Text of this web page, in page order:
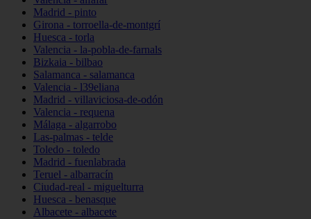
Madrid - pinto
Girona - torroella-de-montgrí
Huesca - torla
Valencia - la-pobla-de-farnals
Bizkaia - bilbao
Salamanca - salamanca
Valencia - l39eliana
Madrid - villaviciosa-de-odón
Valencia - requena
Málaga - algarrobo
Las-palmas - telde
Toledo - toledo
Madrid - fuenlabrada
Teruel - albarracín
Ciudad-real - miguelturra
Huesca - benasque
Albacete - albacete